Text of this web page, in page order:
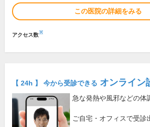
この医院の詳細をみる
アクセス数※
【 24h 】 今から受診できる オンライン
急な発熱や風邪などの体
ご自宅・オフィスで受診